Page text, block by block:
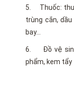
5. Thuốc:
trùng cắn,
bay…
6. Đồ vệ sinh
phẩm, kem tẩy